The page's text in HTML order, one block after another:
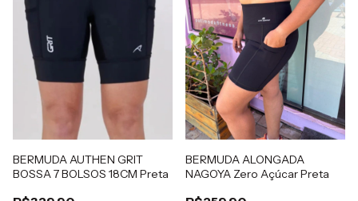
BERMUDA AUTHEN GRIT
BOSSA 7 BOLSOS 18CM Preta
BERMUDA ALONGADA
NAGOYA Zero Açúcar Preta